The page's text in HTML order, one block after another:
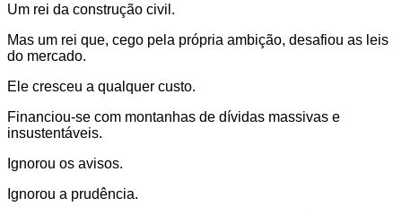
Um rei da construção civil.
Mas um rei que, cego pela própria ambição, desafiou as leis
do mercado.
Ele cresceu a qualquer custo.
Financiou-se com montanhas de dívidas massivas e
insustentáveis.
Ignorou os avisos.
Ignorou a prudência.